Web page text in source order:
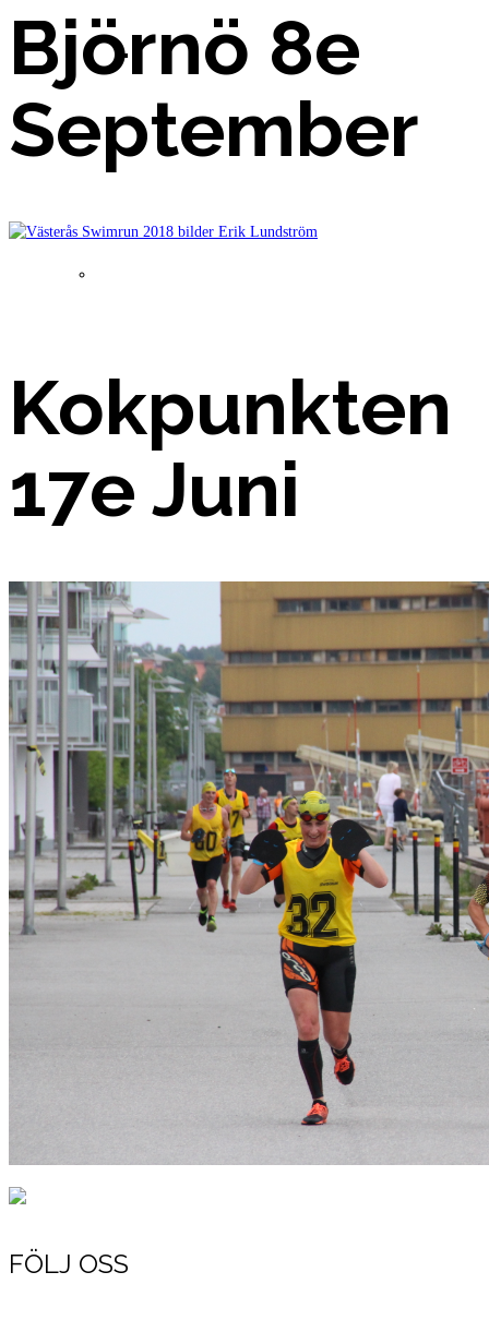
Bilder 2021
Bilder covid-19-loppet Björnö 2020
Resultat 2019
Resultat 2018
Björnö 8e
September
Kokpunkten
17e Juni
FÖLJ OSS